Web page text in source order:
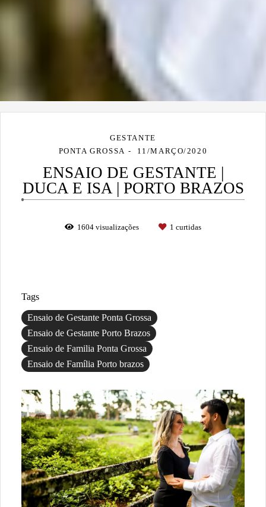
GESTANTE
PONTA GROSSA
11/MARÇO/2020
ENSAIO DE GESTANTE |
DUCA E ISA | PORTO BRAZOS
1604 visualizações 1 curtidas
Tags
Ensaio de Gestante Ponta Grossa
Ensaio de Gestante Porto Brazos
Ensaio de Familia Ponta Grossa
Ensaio de Família Porto brazos